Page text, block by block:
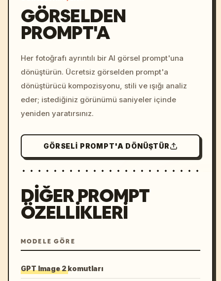
colors, 8k --v 6.0
GÖRSELDEN
PROMPT'A
Her fotoğrafı ayrıntılı bir AI görsel prompt'una
dönüştürün. Ücretsiz görselden prompt'a
dönüştürücü kompozisyonu, stili ve ışığı analiz
eder; istediğiniz görünümü saniyeler içinde
yeniden yaratırsınız.
GÖRSELI PROMPT'A DÖNÜŞTÜR
DIĞER PROMPT
ÖZELLIKLERI
MODELE GÖRE
GPT Image 2 komutları